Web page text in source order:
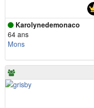
Karolynedemonaco
64 ans
Mons